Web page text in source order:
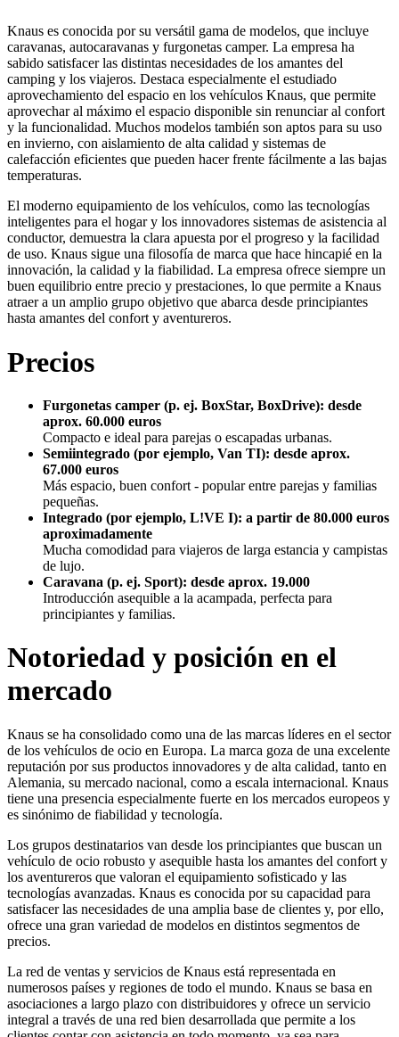
Knaus es conocida por su versátil gama de modelos, que incluye
caravanas, autocaravanas y furgonetas camper. La empresa ha
sabido satisfacer las distintas necesidades de los amantes del
camping y los viajeros. Destaca especialmente el estudiado
aprovechamiento del espacio en los vehículos Knaus, que permite
aprovechar al máximo el espacio disponible sin renunciar al confort
y la funcionalidad. Muchos modelos también son aptos para su uso
en invierno, con aislamiento de alta calidad y sistemas de
calefacción eficientes que pueden hacer frente fácilmente a las bajas
temperaturas.
El moderno equipamiento de los vehículos, como las tecnologías
inteligentes para el hogar y los innovadores sistemas de asistencia al
conductor, demuestra la clara apuesta por el progreso y la facilidad
de uso. Knaus sigue una filosofía de marca que hace hincapié en la
innovación, la calidad y la fiabilidad. La empresa ofrece siempre un
buen equilibrio entre precio y prestaciones, lo que permite a Knaus
atraer a un amplio grupo objetivo que abarca desde principiantes
hasta amantes del confort y aventureros.
Precios
Furgonetas camper (p. ej. BoxStar, BoxDrive): desde
aprox. 60.000 euros
Compacto e ideal para parejas o escapadas urbanas.
Semiintegrado (por ejemplo, Van TI): desde aprox.
67.000 euros
Más espacio, buen confort - popular entre parejas y familias
pequeñas.
Integrado (por ejemplo, L!VE I): a partir de 80.000 euros
aproximadamente
Mucha comodidad para viajeros de larga estancia y campistas
de lujo.
Caravana (p. ej. Sport): desde aprox. 19.000
Introducción asequible a la acampada, perfecta para
principiantes y familias.
Notoriedad y posición en el
mercado
Knaus se ha consolidado como una de las marcas líderes en el sector
de los vehículos de ocio en Europa. La marca goza de una excelente
reputación por sus productos innovadores y de alta calidad, tanto en
Alemania, su mercado nacional, como a escala internacional. Knaus
tiene una presencia especialmente fuerte en los mercados europeos y
es sinónimo de fiabilidad y tecnología.
Los grupos destinatarios van desde los principiantes que buscan un
vehículo de ocio robusto y asequible hasta los amantes del confort y
los aventureros que valoran el equipamiento sofisticado y las
tecnologías avanzadas. Knaus es conocida por su capacidad para
satisfacer las necesidades de una amplia base de clientes y, por ello,
ofrece una gran variedad de modelos en distintos segmentos de
precios.
La red de ventas y servicios de Knaus está representada en
numerosos países y regiones de todo el mundo. Knaus se basa en
asociaciones a largo plazo con distribuidores y ofrece un servicio
integral a través de una red bien desarrollada que permite a los